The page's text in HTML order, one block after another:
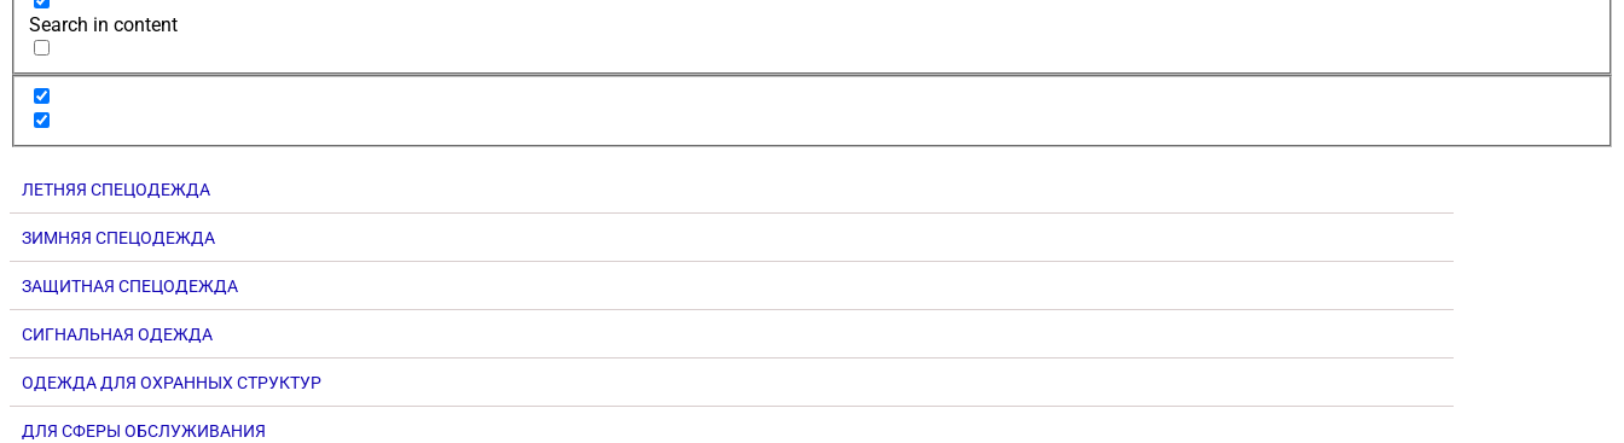
Search in content
ЛЕТНЯЯ СПЕЦОДЕЖДА
ЗИМНЯЯ СПЕЦОДЕЖДА
ЗАЩИТНАЯ СПЕЦОДЕЖДА
СИГНАЛЬНАЯ ОДЕЖДА
ОДЕЖДА ДЛЯ ОХРАННЫХ СТРУКТУР
ДЛЯ СФЕРЫ ОБСЛУЖИВАНИЯ